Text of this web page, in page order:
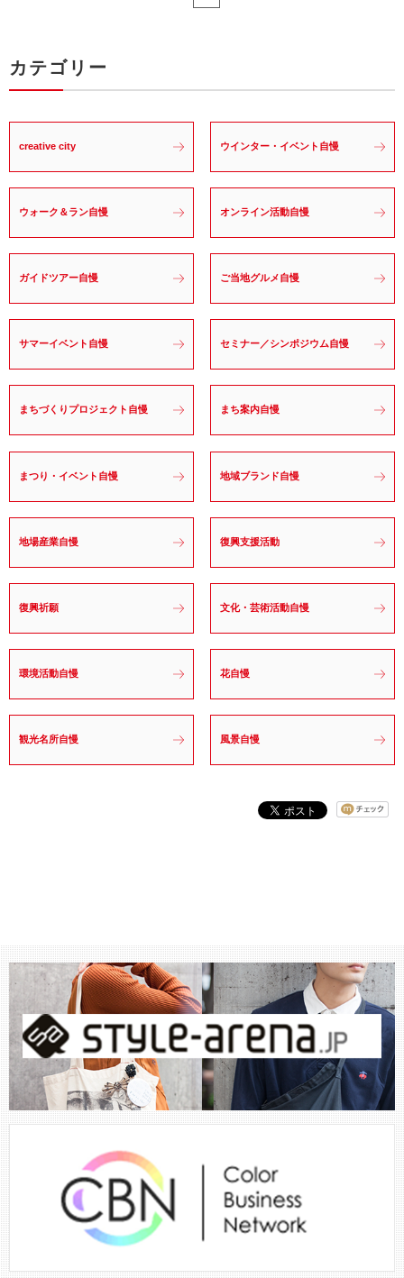
カテゴリー
creative city ウインター・イベント自慢
ウォーク＆ラン自慢 オンライン活動自慢
ガイドツアー自慢 ご当地グルメ自慢
サマーイベント自慢 セミナー／シンポジウム自慢
まちづくりプロジェクト自慢 まち案内自慢
まつり・イベント自慢 地域ブランド自慢
地場産業自慢 復興支援活動
復興祈願 文化・芸術活動自慢
環境活動自慢 花自慢
観光名所自慢 風景自慢